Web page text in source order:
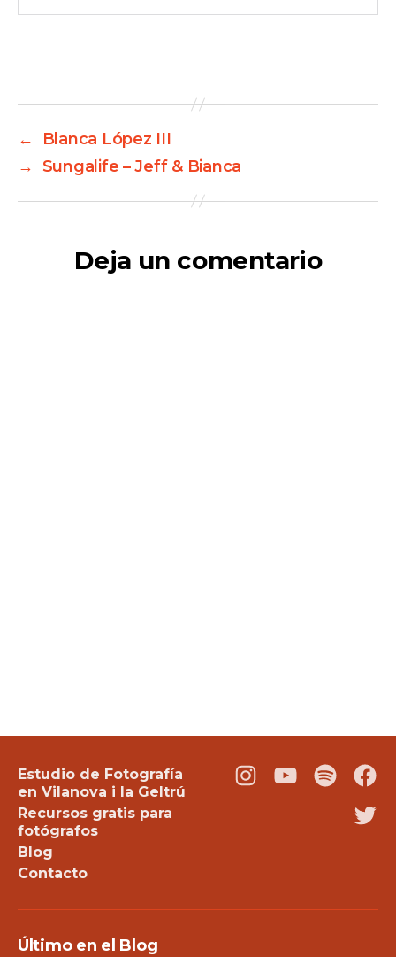
←
Blanca López III
→ Sungalife – Jeff & Bianca
Deja un comentario
Estudio de Fotografía
en Vilanova i la Geltrú
Recursos gratis para
fotógrafos
Blog
Contacto
Instagram
YoutubePodcast
Último en el Blog